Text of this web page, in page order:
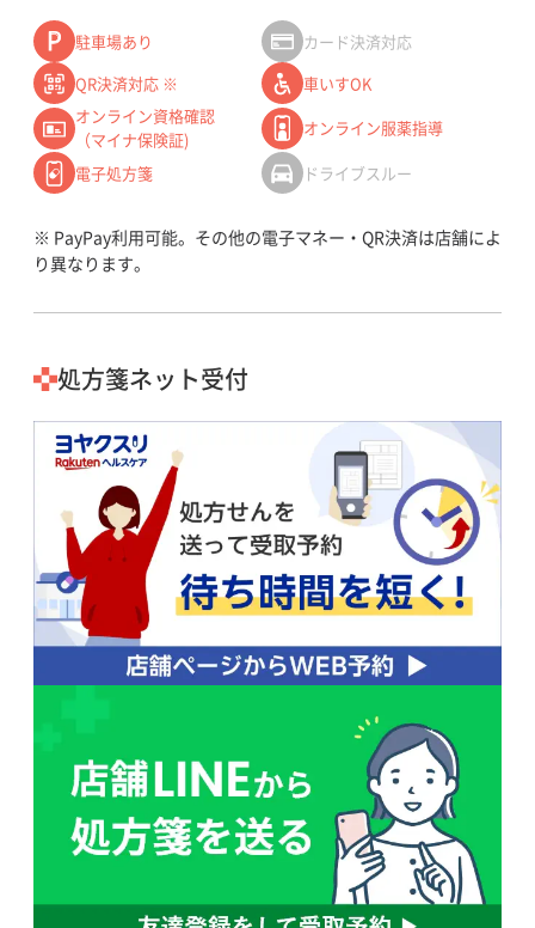
駐車場あり
カード決済対応
QR決済対応 ※
車いすOK
オンライン資格確認
（マイナ保険証)
オンライン服薬指導
電子処方箋
ドライブスルー
※ PayPay利用可能。その他の電子マネー・QR決済は店舗によ
り異なります。
処方箋ネット受付